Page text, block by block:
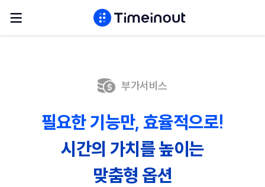
부가서비스
필요한 기능만, 효율적으로!
시간의 가치를 높이는
맞춤형 옵션